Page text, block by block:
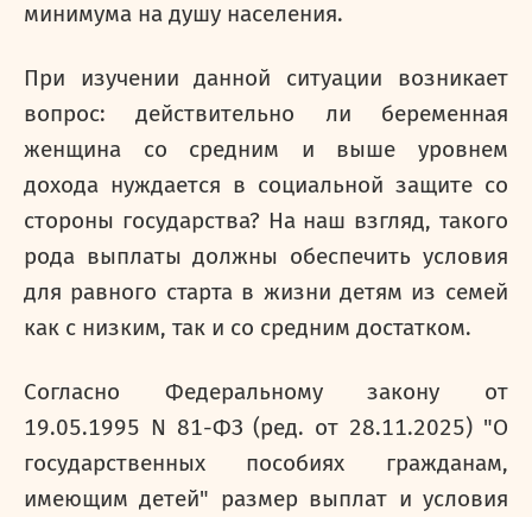
минимума на душу населения.
При изучении данной ситуации возникает
вопрос: действительно ли беременная
женщина со средним и выше уровнем
дохода нуждается в социальной защите со
стороны государства? На наш взгляд, такого
рода выплаты должны обеспечить условия
для равного старта в жизни детям из семей
как с низким, так и со средним достатком.
Согласно Федеральному закону от
19.05.1995 N 81-ФЗ (ред. от 28.11.2025) "О
государственных пособиях гражданам,
имеющим детей" размер выплат и условия